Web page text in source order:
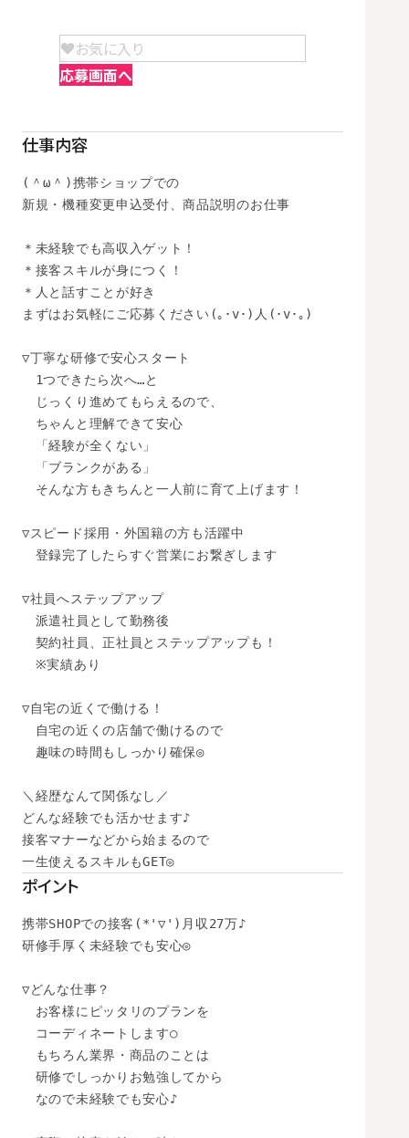
お気に入り
応募画面へ
仕事内容
(＾ω＾)携帯ショップでの
新規・機種変更申込受付、商品説明のお仕事
＊未経験でも高収入ゲット！
＊接客スキルが身につく！
＊人と話すことが好き
まずはお気軽にご応募ください(｡･v･)人(･v･｡)
▽丁寧な研修で安心スタート
1つできたら次へ…と
じっくり進めてもらえるので、
ちゃんと理解できて安心
「経験が全くない」
「ブランクがある」
そんな方もきちんと一人前に育て上げます！
▽スピード採用・外国籍の方も活躍中
登録完了したらすぐ営業にお繋ぎします
▽社員へステップアップ
派遣社員として勤務後
契約社員、正社員とステップアップも！
※実績あり
▽自宅の近くで働ける！
自宅の近くの店舗で働けるので
趣味の時間もしっかり確保◎
＼経歴なんて関係なし／
どんな経験でも活かせます♪
接客マナーなどから始まるので
一生使えるスキルもGET◎
ポイント
携帯SHOPでの接客(*'▽')月収27万♪
研修手厚く未経験でも安心◎
▽どんな仕事？
お客様にピッタリのプランを
コーディネートします○
もちろん業界・商品のことは
研修でしっかりお勉強してから
なので未経験でも安心♪